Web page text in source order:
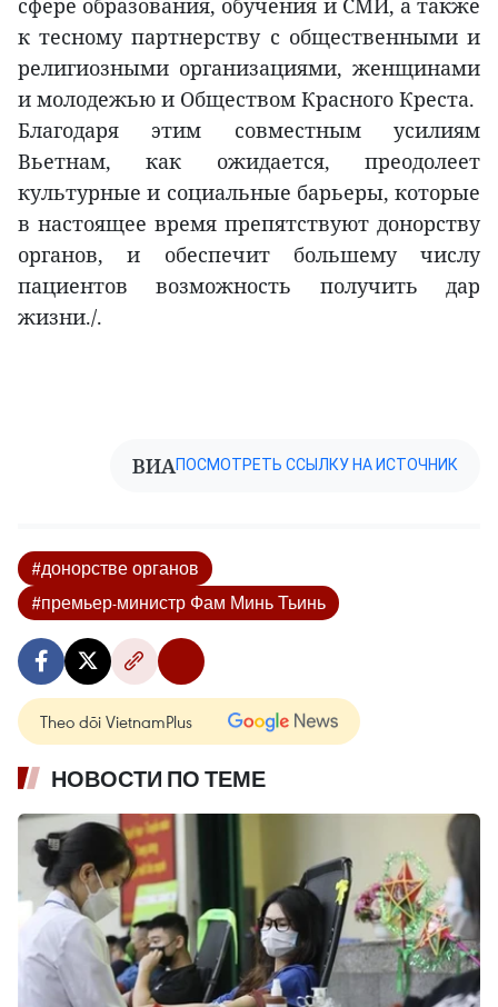
к тесному партнерству с общественными и
религиозными организациями, женщинами
и молодежью и Обществом Красного Креста.
Благодаря этим совместным усилиям
Вьетнам, как ожидается, преодолеет
культурные и социальные барьеры, которые
в настоящее время препятствуют донорству
органов, и обеспечит большему числу
пациентов возможность получить дар
жизни./.
ВИАПОСМОТРЕТЬ ССЫЛКУ НА ИСТОЧНИК
#донорстве органов
#премьер-министр Фам Минь Тьинь
Theo dõi VietnamPlus
НОВОСТИ ПО ТЕМЕ